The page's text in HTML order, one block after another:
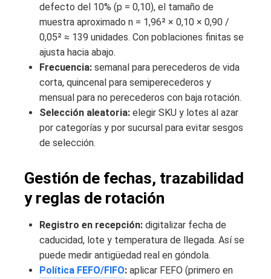
defecto del 10% (p = 0,10), el tamaño de
muestra aproximado n = 1,96² × 0,10 × 0,90 /
0,05² ≈ 139 unidades. Con poblaciones finitas se
ajusta hacia abajo.
Frecuencia: semanal para perecederos de vida
corta, quincenal para semiperecederos y
mensual para no perecederos con baja rotación.
Selección aleatoria: elegir SKU y lotes al azar
por categorías y por sucursal para evitar sesgos
de selección.
Gestión de fechas, trazabilidad
y reglas de rotación
Registro en recepción: digitalizar fecha de
caducidad, lote y temperatura de llegada. Así se
puede medir antigüedad real en góndola.
Política FEFO/FIFO: aplicar FEFO (primero en